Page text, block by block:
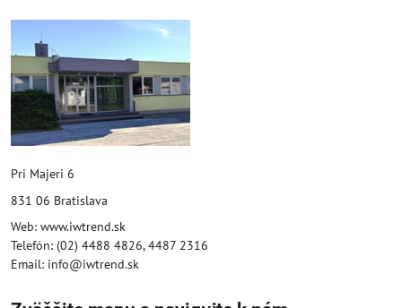
Pri Majeri 6
831 06 Bratislava
Web: www.iwtrend.sk
Telefón: (02) 4488 4826, 4487 2316
Email: info@iwtrend.sk